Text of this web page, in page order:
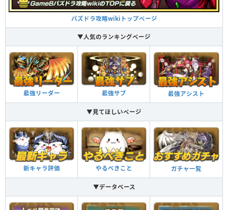
パズドラ攻略wikiトップページ
▼人気のランキングページ
最強リーダー 最強サブ 最強アシスト
▼見てほしいページ
新キャラ評価 やるべきこと ガチャ一覧
▼データベース